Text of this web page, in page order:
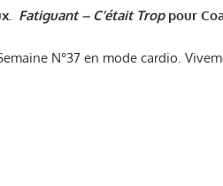
Fatiguant – C’était Troppour
N°37 en mode cardio.